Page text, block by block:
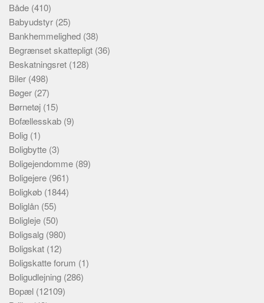
Både (410)
Babyudstyr (25)
Bankhemmelighed (38)
Begrænset skattepligt (36)
Beskatningsret (128)
Biler (498)
Bøger (27)
Børnetøj (15)
Bofællesskab (9)
Bolig (1)
Boligbytte (3)
Boligejendomme (89)
Boligejere (961)
Boligkøb (1844)
Boliglån (55)
Boligleje (50)
Boligsalg (980)
Boligskat (12)
Boligskatte forum (1)
Boligudlejning (286)
Bopæl (12109)